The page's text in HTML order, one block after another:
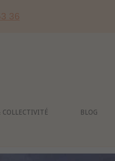
36
COLLECTIVITÉ BLOG